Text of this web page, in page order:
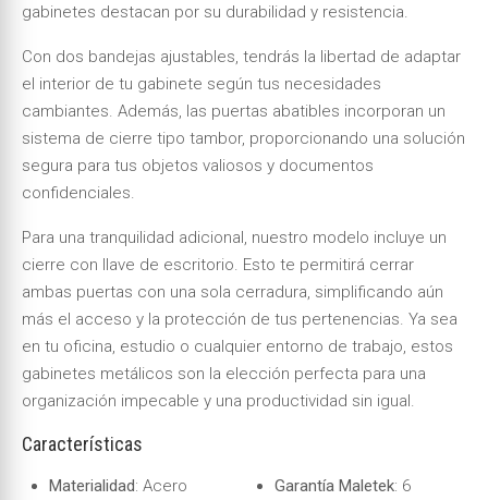
gabinetes destacan por su durabilidad y resistencia.
Con dos bandejas ajustables, tendrás la libertad de adaptar
el interior de tu gabinete según tus necesidades
cambiantes. Además, las puertas abatibles incorporan un
sistema de cierre tipo tambor, proporcionando una solución
segura para tus objetos valiosos y documentos
confidenciales.
Para una tranquilidad adicional, nuestro modelo incluye un
cierre con llave de escritorio. Esto te permitirá cerrar
ambas puertas con una sola cerradura, simplificando aún
más el acceso y la protección de tus pertenencias. Ya sea
en tu oficina, estudio o cualquier entorno de trabajo, estos
gabinetes metálicos son la elección perfecta para una
organización impecable y una productividad sin igual.
Características
Materialidad: Acero
Garantía Maletek: 6